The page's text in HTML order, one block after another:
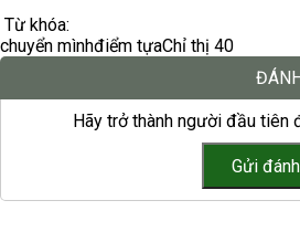
Từ khóa:
chuyển mìnhđiểm tựaChỉ thị 40
Hãy trở thành người đầu tiên